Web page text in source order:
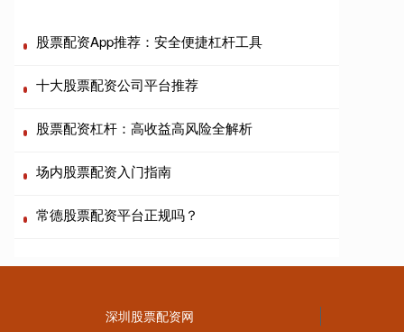
股票配资App推荐：安全便捷杠杆工具
十大股票配资公司平台推荐
股票配资杠杆：高收益高风险全解析
场内股票配资入门指南
常德股票配资平台正规吗？
深圳股票配资网